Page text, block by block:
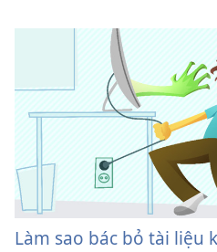
Làm sao bác bỏ tài liệu